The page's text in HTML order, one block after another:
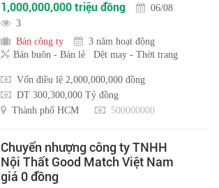
1,000,000,000 triệu đồng
06/08
3
Bán công ty
3 năm hoạt động
Bán buôn - Bán lẻ
Dệt may - Thời trang
Vốn điều lệ 2,000,000,000 đồng
DT 300,300,000 Tỷ đồng
Thành phố HCM
500000000
Chuyển nhượng công ty TNHH
Nội Thất Good Match Việt Nam
giá 0 đồng